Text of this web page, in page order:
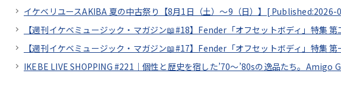
イケベリユースAKIBA 夏の中古祭り【8月1日（土）～9（日）】[ Published:2026-
【週刊イケベミュージック・マガジン📖#18】Fender「オフセットボディ」特集
【週刊イケベミュージック・マガジン📖#17】Fender「オフセットボディ」特集
IKEBE LIVE SHOPPING #221｜個性と歴史を宿した’70～’80sの逸品たち。